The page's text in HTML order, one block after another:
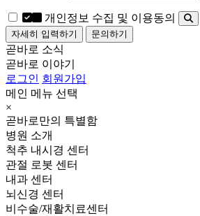
개인정보 수집 및 이용동의
자세히 입력하기 문의하기
곧바로 소식
곧바로 이야기
로그인 회원가입
메인 메뉴 선택
×
곧바로만의 특별함
병원 소개
척추 내시경 센터
관절 로봇 센터
내과 센터
뇌신경 센터
비수술/재활치료센터